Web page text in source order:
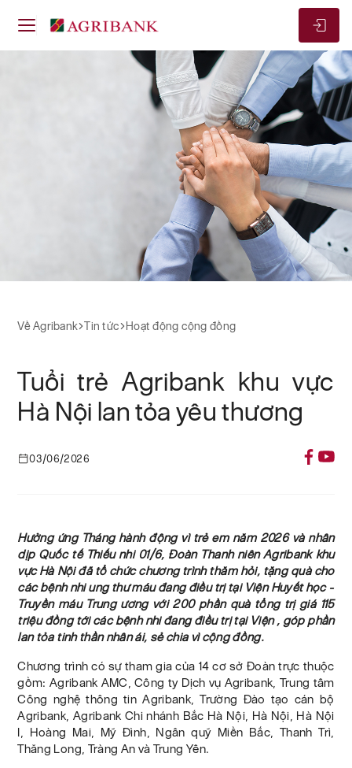
Về Agribank Tin tức Hoạt động cộng đồng
Tuổi trẻ Agribank khu vực
Hà Nội lan tỏa yêu thương
03/06/2026
Hưởng ứng Tháng hành động vì trẻ em năm 2026 và nhân
dịp Quốc tế Thiếu nhi 01/6, Đoàn Thanh niên Agribank khu
vực Hà Nội đã tổ chức chương trình thăm hỏi, tặng quà cho
các bệnh nhi ung thư máu đang điều trị tại Viện Huyết học -
Truyền máu Trung ương với 200 phần quà tổng trị giá 115
triệu đồng tới các bệnh nhi đang điều trị tại Viện , góp phần
lan tỏa tinh thần nhân ái, sẻ chia vì cộng đồng.
Chương trình có sự tham gia của 14 cơ sở Đoàn trực thuộc
gồm: Agribank AMC, Công ty Dịch vụ Agribank, Trung tâm
Công nghệ thông tin Agribank, Trường Đào tạo cán bộ
Agribank, Agribank Chi nhánh Bắc Hà Nội, Hà Nội, Hà Nội
I, Hoàng Mai, Mỹ Đình, Ngân quỹ Miền Bắc, Thanh Trì,
Thăng Long, Tràng An và Trung Yên.